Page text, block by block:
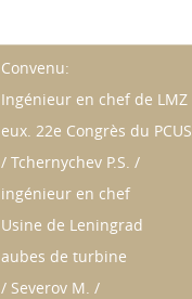
Convenu:
Ingénieur en chef de LMZ
eux. 22e Congrès du PCUS
/ Tchernychev P.S. /
ingénieur en chef
Usine de Leningrad
aubes de turbine
/ Severov M. /